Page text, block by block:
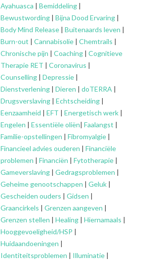
Ayahuasca | Bemiddeling |
Bewustwording | Bijna Dood Ervaring |
Body Mind Release | Buitenaards leven |
Burn-out | Cannabisolie | Chemtrails |
Chronische pijn | Coaching | Cognitieve
Therapie RET | Coronavirus |
Counselling | Depressie |
Dienstverlening | Dieren | doTERRA |
Drugsverslaving | Echtscheiding |
Eenzaamheid | EFT | Energetisch werk |
Engelen | Essentiële oliën| Faalangst |
Familie-opstellingen | Fibromyalgie |
Financieel advies ouderen | Financiële
problemen | Financiën | Fytotherapie |
Gameverslaving | Gedragsproblemen |
Geheime genootschappen | Geluk |
Gescheiden ouders | Gidsen |
Graancirkels | Grenzen aangeven |
Grenzen stellen | Healing | Hiernamaals |
Hooggevoeligheid/HSP |
Huidaandoeningen |
Identiteitsproblemen | Illuminatie |